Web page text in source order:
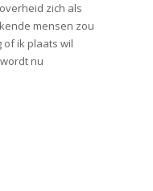
zich als
mensen zou
of ik plaats wil
nu